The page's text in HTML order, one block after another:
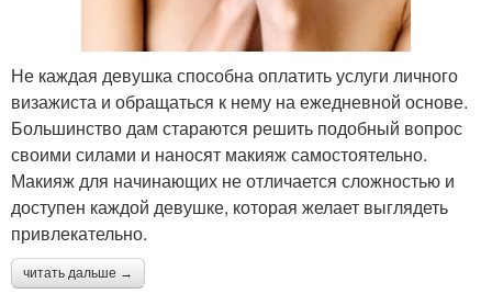
Не каждая девушка способна оплатить услуги личного
визажиста и обращаться к нему на ежедневной основе.
Большинство дам стараются решить подобный вопрос
своими силами и наносят макияж самостоятельно.
Макияж для начинающих не отличается сложностью и
доступен каждой девушке, которая желает выглядеть
привлекательно.
читать дальше →